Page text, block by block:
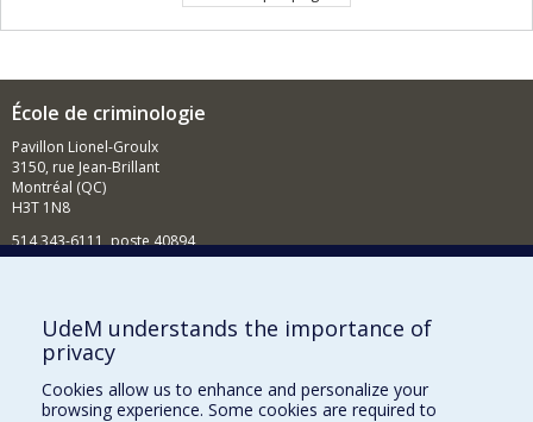
École de criminologie
Pavillon Lionel-Groulx
3150, rue Jean-Brillant
Montréal (QC)
H3T 1N8
514 343-6111, poste 40894
Comment soutenir l'École?
BESOIN D'AIDE?
Plan du site
UdeM understands the importance of
privacy
Cookies allow us to enhance and personalize your
browsing experience. Some cookies are required to